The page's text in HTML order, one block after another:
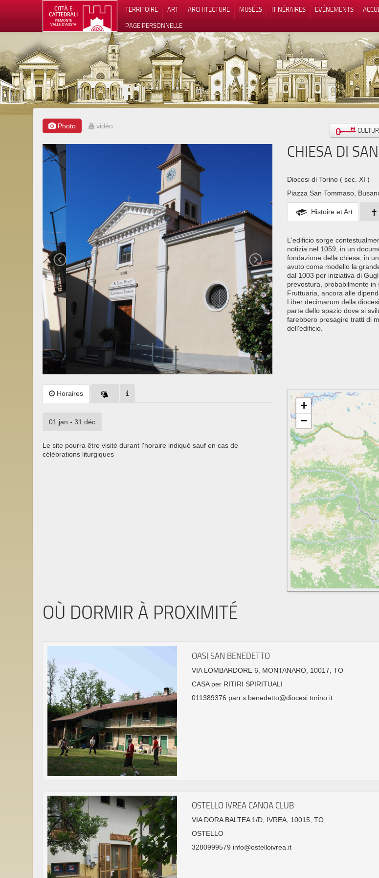
TERRITOIRE ART ARCHITECTURE MUSÉES ITINÉRAIRES EVÉNEMENTS
PAGE PERSONNELLE
Photo vidéo
CHIESA DI
Diocesi di Torino ( sec. XI )
Piazza San Tommaso,
Histoire et Art
L'edificio sorge
notizia nel 1059, in un
fondazione della chiesa, in
avuto come modello la
dal 1003 per iniziativa di
prevostura, probabilmente
Fruttuaria, ancora alle
Liber decimarum della
parte dello spazio dove si
farebbero presagire tratti di
dell'edificio.
Horaires
01 jan - 31 déc
Le site pourra être visité durant l'horaire indiqué sauf en cas de
célébrations liturgiques
+
−
OÙ DORMIR À PROXIMITÉ
OASI SAN BENEDETTO
VIA LOMBARDORE 6, MONTANARO, 10017, TO
CASA per RITIRI SPIRITUALI
011389376 parr.s.benedetto@diocesi.torino.it
OSTELLO IVREA CANOA CLUB
VIA DORA BALTEA 1/D, IVREA, 10015, TO
OSTELLO
3280999579 info@ostelloivrea.it
Vos choix en